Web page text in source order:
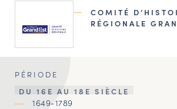
COMITÉ
RÉGIONALE
PÉRIODE
DU 16E AU 18E SIÈCLE
1649-1789